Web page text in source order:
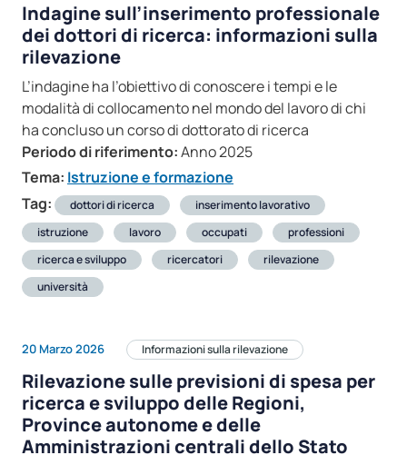
Indagine sull’inserimento professionale
dei dottori di ricerca: informazioni sulla
rilevazione
L’indagine ha l’obiettivo di conoscere i tempi e le
modalità di collocamento nel mondo del lavoro di chi
ha concluso un corso di dottorato di ricerca
Periodo di riferimento:Anno 2025
Tema: Istruzione e formazione
Tag:
dottori di ricerca
inserimento lavorativo
istruzione
lavoro occupati
professioni
ricerca e sviluppo
ricercatori
rilevazione
università
20 Marzo 2026 Informazioni sulla rilevazione
Rilevazione sulle previsioni di spesa per
ricerca e sviluppo delle Regioni,
Province autonome e delle
Amministrazioni centrali dello Stato